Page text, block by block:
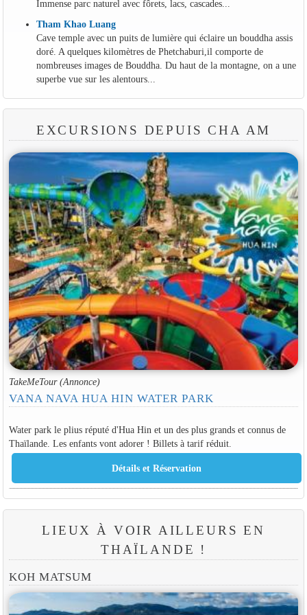
Immense parc naturel avec fôrets, lacs, cascades...
Tham Khao Luang
Cave temple avec un puits de lumière qui éclaire un bouddha assis
doré. A quelques kilomètres de Phetchaburi,il comporte de
nombreuses images de Bouddha. Du haut de la montagne, on a une
superbe vue sur les alentours...
EXCURSIONS DEPUIS CHA AM
TakeMeTour (Annonce)
VANA NAVA HUA HIN WATER PARK
Water park le plius réputé d'Hua Hin et un des plus grands et connus de
Thaïlande. Les enfants vont adorer ! Billets à tarif réduit.
LIEUX À VOIR AILLEURS EN
THAÏLANDE !
KOH MATSUM